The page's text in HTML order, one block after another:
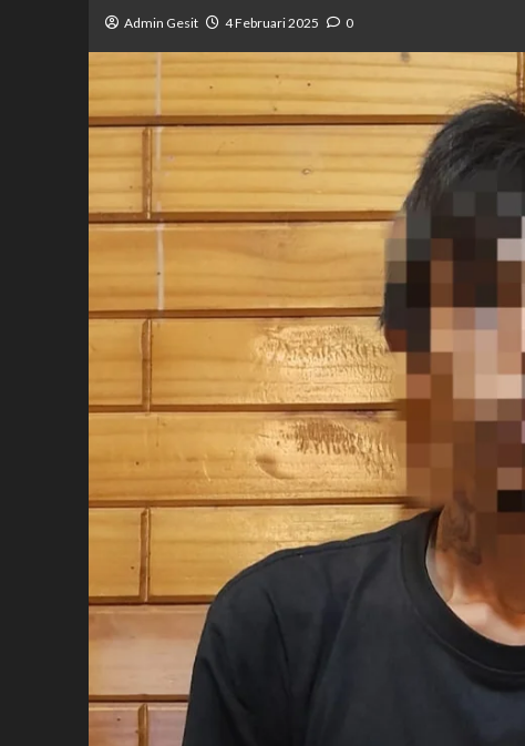
Admin Gesit 4 Februari 2025 0